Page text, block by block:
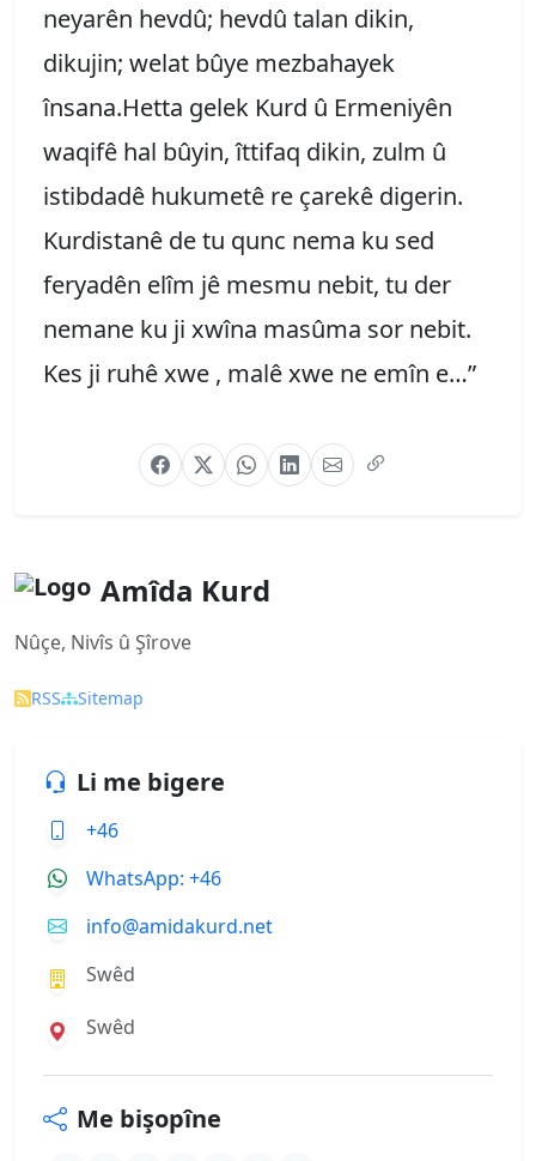
neyarên hevdû; hevdû talan dikin,
dikujin; welat bûye mezbahayek
însana.Hetta gelek Kurd û Ermeniyên
waqifê hal bûyin, îttifaq dikin, zulm û
istibdadê hukumetê re çarekê digerin.
Kurdistanê de tu qunc nema ku sed
feryadên elîm jê mesmu nebit, tu der
nemane ku ji xwîna masûma sor nebit.
Kes ji ruhê xwe , malê xwe ne emîn e…”
Amîda Kurd
Nûçe, Nivîs û Şîrove
RSS Sitemap
Li me bigere
+46
WhatsApp: +46
info@amidakurd.net
Swêd
Swêd
Me bişopîne